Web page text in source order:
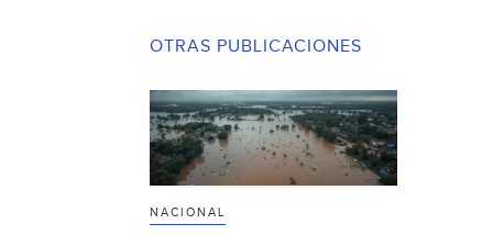
OTRAS PUBLICACIONES
NACIONAL